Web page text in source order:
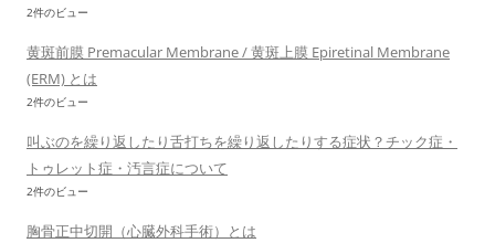
2件のビュー
黄斑前膜 Premacular Membrane / 黄斑上膜 Epiretinal Membrane
(ERM) とは
2件のビュー
叫ぶのを繰り返したり舌打ちを繰り返したりする症状？チック症・
トゥレット症・汚言症について
2件のビュー
胸骨正中切開（心臓外科手術）とは